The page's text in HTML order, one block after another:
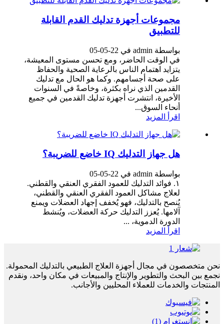
مجموعات أجهزة تدليك القدم القابلة
للتطبيق
بواسطة admin في 22-05-05
في الوقت الحاضر، ومع تحسن مستوى المعيشة،
يتزايد اهتمام الناس بالرعاية الصحية والحفاظ
على صحة أجسامهم. وكما هو الحال مع تدليك
القدمين الذي نراه بكثرة، وخاصةً في السنوات
الأخيرة، انتشرت أجهزة تدليك القدمين في جميع
أنحاء السوق...
اقرأ المزيد
هل جهاز التدليك IQ خاضع للضريبة؟
بواسطة admin في 22-05-05
١. فوائد التدليك للعمود الفقري العنقي والقطني.
لعلاج مشاكل العمود الفقري العنقي والقطني،
يُنصح بالتدليك، فهو يُخفف إجهاد العضلات ويمنع
آلامها. يُعزز التدليك حركة العضلات، ويُنشط
الدورة الدموية، ...
اقرأ المزيد
نحن متخصصون في مجال أجهزة العلاج الطبيعي بالتدليك المحمولة.
نجمع بين البحث والتطوير والإنتاج والمبيعات في مكان واحد، ونقدم
المنتجات والخدمات للعملاء المحليين والأجانب.